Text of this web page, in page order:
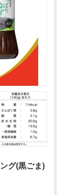
グ(黒ごま)